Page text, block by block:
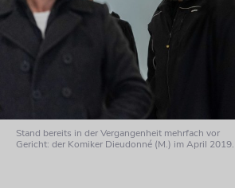
Stand bereits in der Vergangenheit mehrfach vor
Gericht: der Komiker Dieudonné (M.) im April 2019.